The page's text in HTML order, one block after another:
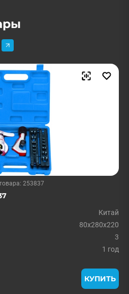
253837
Китай
80x280x220
3
1 год
КУПИТЬ